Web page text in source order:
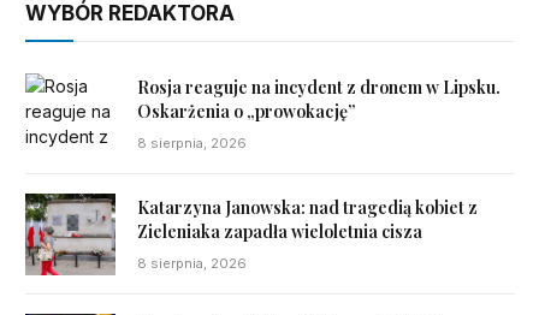
WYBÓR REDAKTORA
Rosja reaguje na incydent z dronem w Lipsku.
Oskarżenia o „prowokację”
8 sierpnia, 2026
Katarzyna Janowska: nad tragedią kobiet z
Zieleniaka zapadła wieloletnia cisza
8 sierpnia, 2026